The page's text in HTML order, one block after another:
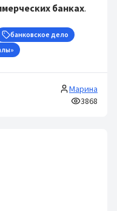
банках.
банковское дело
Марина
3868